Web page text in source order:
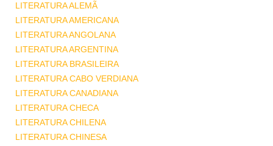
LITERATURA ALEMÃ
LITERATURA AMERICANA
LITERATURA ANGOLANA
LITERATURA ARGENTINA
LITERATURA BRASILEIRA
LITERATURA CABO VERDIANA
LITERATURA CANADIANA
LITERATURA CHECA
LITERATURA CHILENA
LITERATURA CHINESA